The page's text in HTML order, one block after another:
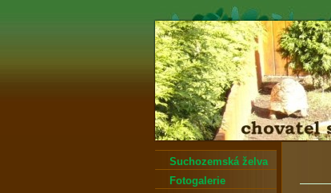
Suchozemská želva
Fotogalerie